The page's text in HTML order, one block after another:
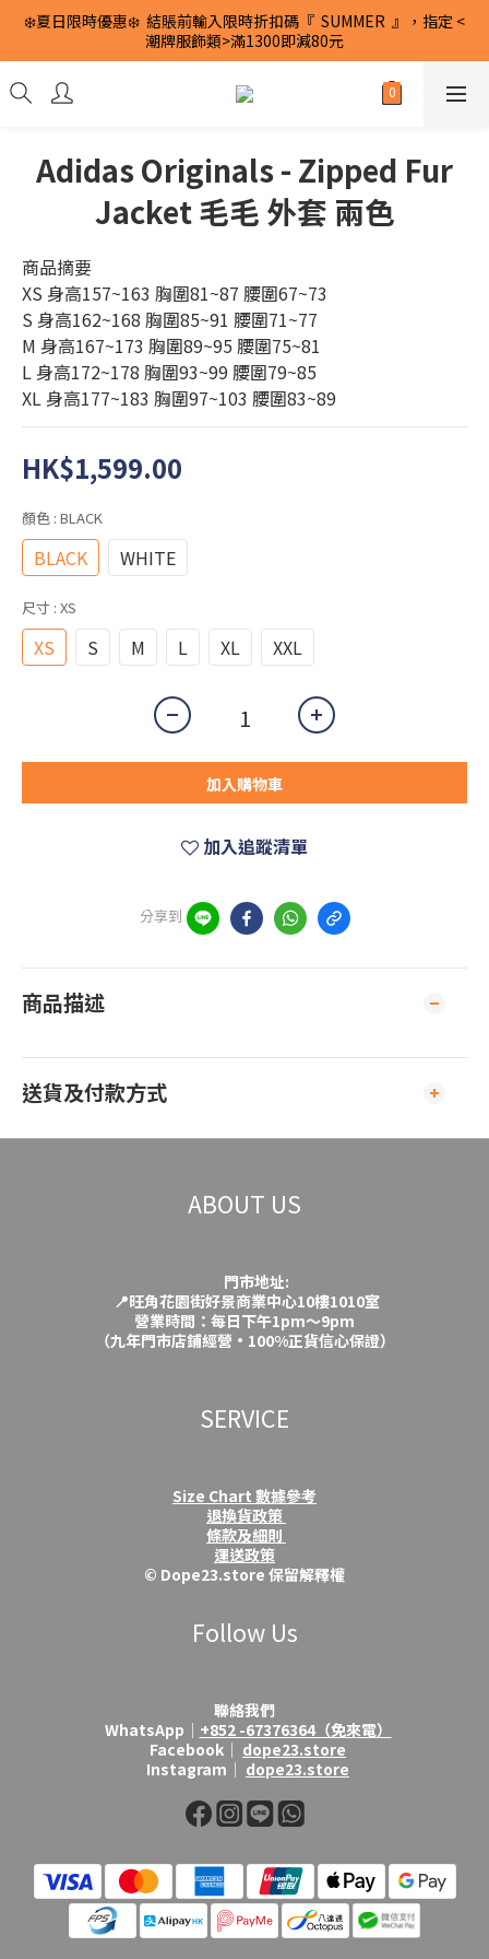
❄️夏日限時優惠❄️  結賬前輸入限時折扣碼『  SUMMER  』，指定 <
潮牌服飾類>滿1300即減80元
Adidas Originals - Zipped Fur
Jacket 毛毛 外套 兩色
商品摘要
XS 身高157~163 胸圍81~87 腰圍67~73
S 身高162~168 胸圍85~91 腰圍71~77
M 身高167~173 胸圍89~95 腰圍75~81
L 身高172~178 胸圍93~99 腰圍79~85
XL 身高177~183 胸圍97~103 腰圍83~89
HK$1,599.00
顏色 : BLACK
BLACK WHITE
尺寸 : XS
XS S M L XL XXL
加入購物車
加入追蹤清單
分享到
商品描述
送貨及付款方式
ABOUT US
門市地址:
📍旺角花園街好景商業中心10樓1010室
營業時間：每日下午1pm～9pm
（九年門市店鋪經營·100%正貨信心保證）
SERVICE
Size Chart 數據參考
退換貨政策
條款及細則
運送政策
© Dope23.store 保留解釋權
Follow Us
聯絡我們
WhatsApp│ +852 -67376364（免來電）
Facebook│ dope23.store
Instagram│ dope23.store